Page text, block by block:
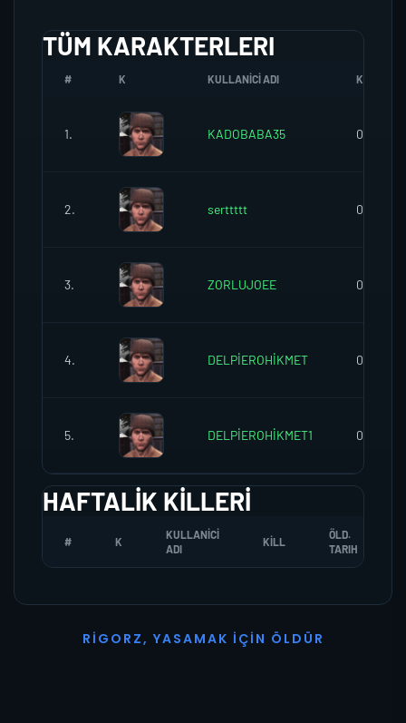
TÜM KARAKTERLERI
# K KULLANICI ADI K.SEREFI
1. KADOBABA35 0
2. serttttt 0
3. ZORLUJOEE 0
4. DELPİEROHİKMET 0
5. DELPİEROHİKMET1 0
HAFTALIK KILLERI
# K
KULLANICI
ADI
KILL
ÖLD.
TARIH
R I G O R Z, YASAMAK İ ÇI N Ö L D Ü R